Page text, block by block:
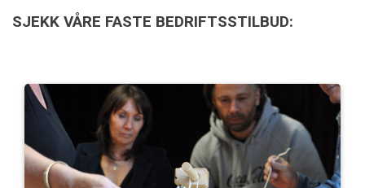
SJEKK VÅRE FASTE BEDRIFTSSTILBUD: